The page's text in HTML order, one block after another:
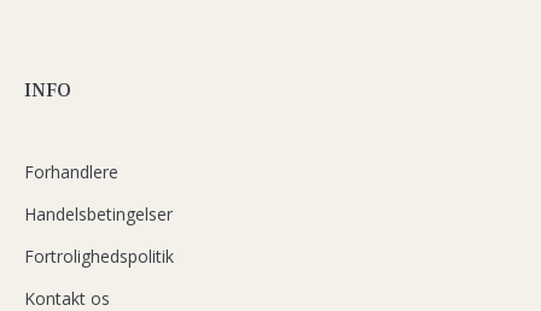
INFO
Forhandlere
Handelsbetingelser
Fortrolighedspolitik
Kontakt os